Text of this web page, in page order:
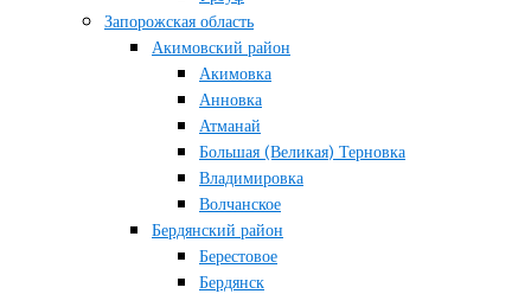
Запорожская область
Акимовский район
Акимовка
Анновка
Атманай
Большая (Великая) Терновка
Владимировка
Волчанское
Бердянский район
Берестовое
Бердянск